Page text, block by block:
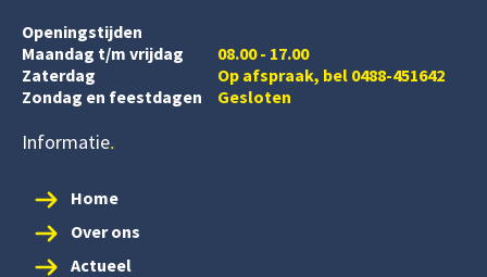
Openingstijden
Maandag t/m vrijdag
08.00 - 17.00
Zaterdag
Op afspraak, bel 0488-451642
Zondag en feestdagen
Gesloten
Informatie
Home
Over ons
Actueel